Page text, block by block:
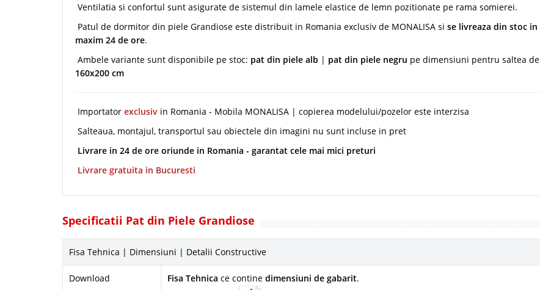
Ventilatia si confortul sunt asigurate de sistemul din lamele elastice de lemn pozitionate pe rama somierei.
Patul de dormitor din piele Grandiose este distribuit in Romania exclusiv de MONALISA si se livreaza din stoc in
maxim 24 de ore.
Ambele variante sunt disponibile pe stoc: pat din piele alb | pat din piele negru pe dimensiuni pentru saltea de
160x200 cm
Importator exclusiv in Romania - Mobila MONALISA | copierea modelului/pozelor este interzisa
Salteaua, montajul, transportul sau obiectele din imagini nu sunt incluse in pret
Livrare in 24 de ore oriunde in Romania - garantat cele mai mici preturi
Livrare gratuita in Bucuresti
Specificatii Pat din Piele Grandiose
Fisa Tehnica | Dimensiuni | Detalii Constructive
Download Fisa Tehnica ce contine dimensiuni de gabarit.